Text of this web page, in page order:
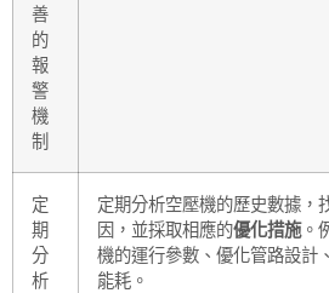
善
的
報
警
機
制
定
期
分
析
定期分析空壓機的歷史數據，
因，並採取相應的優化措施。
機的運行參數、優化管路設計
能耗。